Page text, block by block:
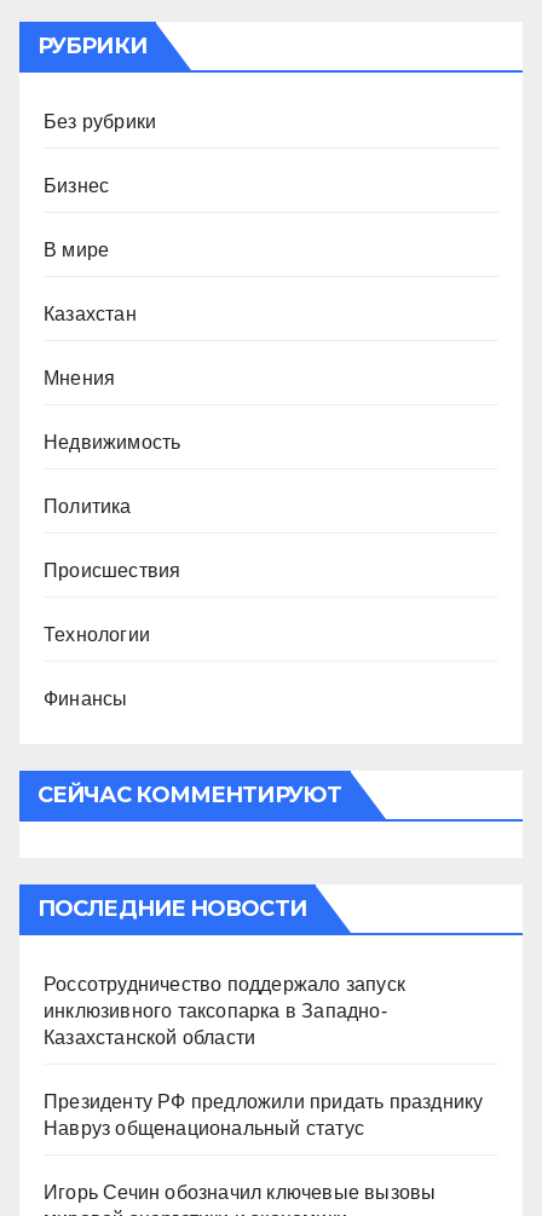
РУБРИКИ
Без рубрики
Бизнес
В мире
Казахстан
Мнения
Недвижимость
Политика
Происшествия
Технологии
Финансы
СЕЙЧАС КОММЕНТИРУЮТ
ПОСЛЕДНИЕ НОВОСТИ
Россотрудничество поддержало запуск
инклюзивного таксопарка в Западно-
Казахстанской области
Президенту РФ предложили придать празднику
Навруз общенациональный статус
Игорь Сечин обозначил ключевые вызовы